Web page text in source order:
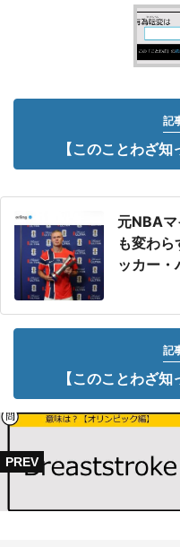
記
【このことわざ
元NBA
も変わ
ッカー・
記
【このことわざ